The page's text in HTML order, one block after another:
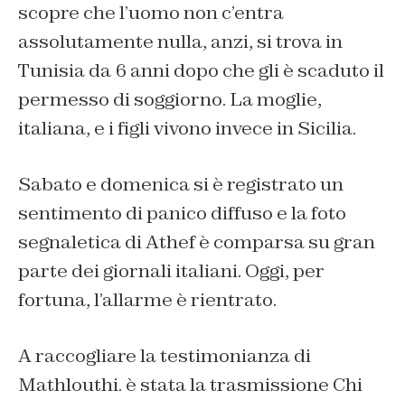
scopre che l’uomo non c’entra
assolutamente nulla, anzi, si trova in
Tunisia da 6 anni dopo che gli è scaduto il
permesso di soggiorno. La moglie,
italiana, e i figli vivono invece in Sicilia.
Sabato e domenica si è registrato un
sentimento di panico diffuso e la foto
segnaletica di Athef è comparsa su gran
parte dei giornali italiani. Oggi, per
fortuna, l’allarme è rientrato.
A raccogliare la testimonianza di
Mathlouthi. è stata la trasmissione Chi